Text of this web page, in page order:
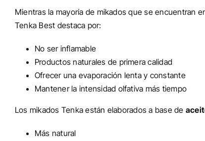
Mientras la mayoría de mikados que se encuentran
Tenka Best destaca por:
No ser inflamable
Productos naturales de primera calidad
Ofrecer una evaporación lenta y constante
Mantener la intensidad olfativa más tiempo
Los mikados Tenka están elaborados a base de
Más natural